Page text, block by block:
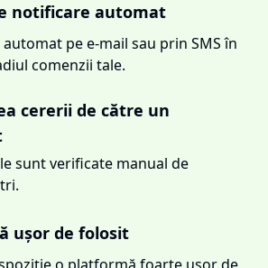
notificare automat
pe e-mail sau prin SMS în
comenzii tale.
cererii de către un
sunt verificate manual de
ușor de folosit
o platformă foarte ușor de